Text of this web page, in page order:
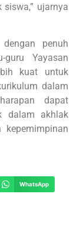
ujarnya
penuh
Yayasan
kuat untuk
dalam
dapat
dalam akhlak
WhatsApp